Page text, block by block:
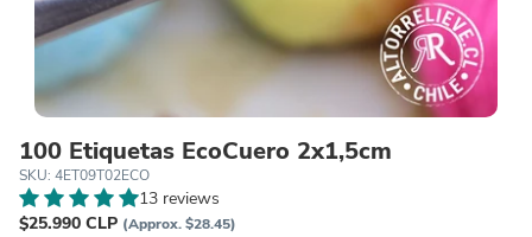
100 Etiquetas EcoCuero 2x1,5cm
SKU: 4ET09T02ECO
13 reviews
$25.990 CLP (Approx. $28.45)